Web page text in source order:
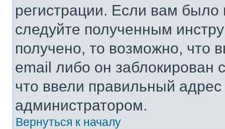
регистрации. Если вам
следуйте полученным
получено, то возможно, что
email либо он
что ввели правильный адрес
администратором.
Вернуться к началу